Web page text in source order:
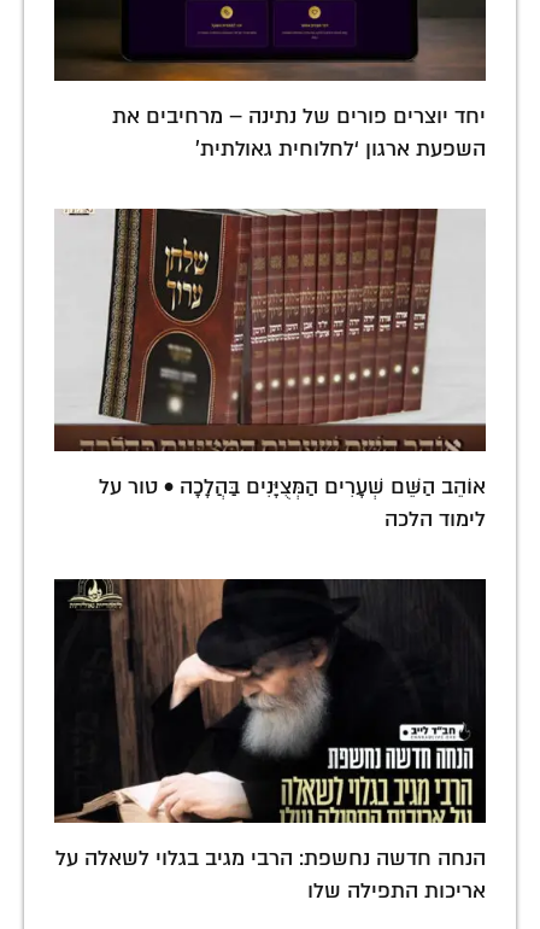
יחד יוצרים פורים של נתינה – מרחיבים את
השפעת ארגון ‘לחלוחית גאולתית’
אוֹהֵב הַשֵּׁם שְׁעָרִים הַמְּצֻיָּנִים בַּהֲלָכָה • טור על
לימוד הלכה
הנחה חדשה נחשפת: הרבי מגיב בגלוי לשאלה על
אריכות התפילה שלו